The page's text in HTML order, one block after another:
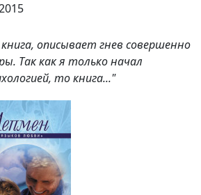
описывает гнев совершенно
Так как я только начал
то книга..."